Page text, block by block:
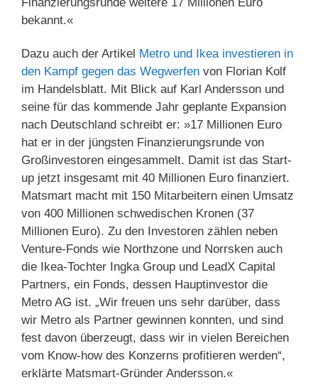
bekannt.«
Dazu auch der Artikel Metro und Ikea investieren in
den Kampf gegen das Wegwerfen von Florian Kolf
im Handelsblatt. Mit Blick auf Karl Andersson und
seine für das kommende Jahr geplante Expansion
nach Deutschland schreibt er: »17 Millionen Euro
hat er in der jüngsten Finanzierungsrunde von
Großinvestoren eingesammelt. Damit ist das Start-
up jetzt insgesamt mit 40 Millionen Euro finanziert.
Matsmart macht mit 150 Mitarbeitern einen Umsatz
von 400 Millionen schwedischen Kronen (37
Millionen Euro). Zu den Investoren zählen neben
Venture-Fonds wie Northzone und Norrsken auch
die Ikea-Tochter Ingka Group und LeadX Capital
Partners, ein Fonds, dessen Hauptinvestor die
Metro AG ist. „Wir freuen uns sehr darüber, dass
wir Metro als Partner gewinnen konnten, und sind
fest davon überzeugt, dass wir in vielen Bereichen
vom Know-how des Konzerns profitieren werden“,
erklärte Matsmart-Gründer Andersson.«